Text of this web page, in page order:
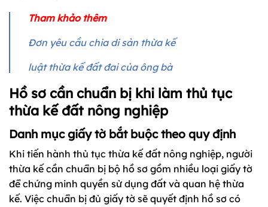
Tham khảo thêm
Đơn yêu cầu chia di sản thừa kế
luật thừa kế đất đai của ông bà
Hồ sơ cần chuẩn bị khi làm thủ tục
thừa kế đất nông nghiệp
Danh mục giấy tờ bắt buộc theo quy định
Khi tiến hành thủ tục thừa kế đất nông nghiệp, người
thừa kế cần chuẩn bị bộ hồ sơ gồm nhiều loại giấy tờ
để chứng minh quyền sử dụng đất và quan hệ thừa
kế. Việc chuẩn bị đủ giấy tờ sẽ quyết định hồ sơ có